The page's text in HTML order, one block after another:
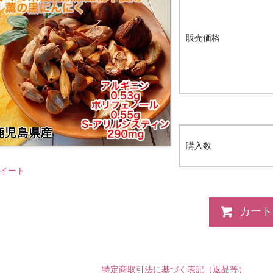
ート
販売価格
購入数
カー
特定商取引法に基づく表記（返品等）